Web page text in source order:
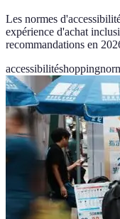
Les normes
expérience d'achat
recommandations en
accessibilitéshopping